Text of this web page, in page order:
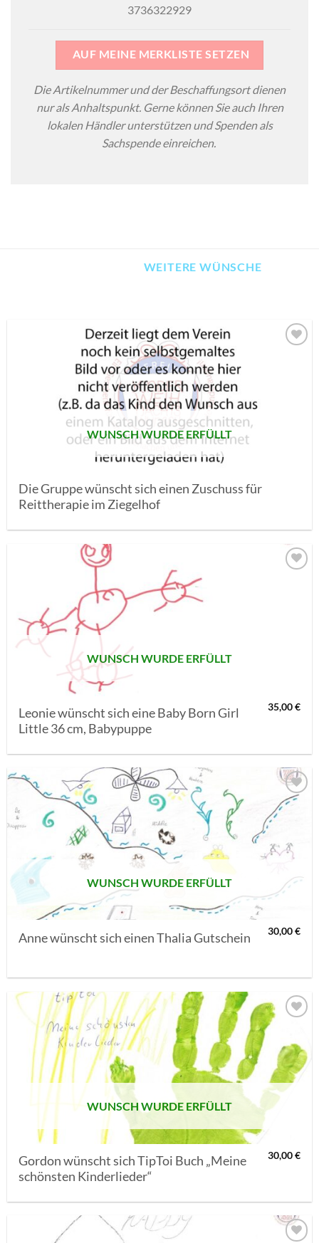
3736322929
AUF MEINE MERKLISTE SETZEN
Die Artikelnummer und der Beschaffungsort dienen
nur als Anhaltspunkt. Gerne können Sie auch Ihren
lokalen Händler unterstützen und Spenden als
Sachspende einreichen.
WEITERE WÜNSCHE
WUNSCH WURDE ERFÜLLT
Die Gruppe wünscht sich einen Zuschuss für
Reittherapie im Ziegelhof
WUNSCH WURDE ERFÜLLT
Leonie wünscht sich eine Baby Born Girl
Little 36 cm, Babypuppe
35,00€
AUF MEINE
MERKLISTE
SETZEN
WUNSCH WURDE ERFÜLLT
Anne wünscht sich einen Thalia Gutschein 30,00€
AUF MEINE
MERKLISTE
SETZEN
WUNSCH WURDE ERFÜLLT
Gordon wünscht sich TipToi Buch „Meine
schönsten Kinderlieder“
30,00€